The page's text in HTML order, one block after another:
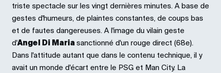
triste spectacle sur les vingt dernières minutes. A base de
gestes d'humeurs, de plaintes constantes, de coups bas
et de fautes dangereuses. A l'image du vilain geste
d'Angel Di Maria sanctionné d'un rouge direct (68e).
Dans l'attitude autant que dans le contenu technique, il y
avait un monde d'écart entre le PSG et Man City. La